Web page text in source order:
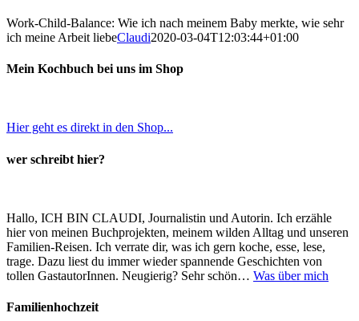
Work-Child-Balance: Wie ich nach meinem Baby merkte, wie sehr
ich meine Arbeit liebeClaudi2020-03-04T12:03:44+01:00
Mein Kochbuch bei uns im Shop
Hier geht es direkt in den Shop...
wer schreibt hier?
Hallo, ICH BIN CLAUDI, Journalistin und Autorin. Ich erzähle
hier von meinen Buchprojekten, meinem wilden Alltag und unseren
Familien-Reisen. Ich verrate dir, was ich gern koche, esse, lese,
trage. Dazu liest du immer wieder spannende Geschichten von
tollen GastautorInnen. Neugierig? Sehr schön… Was über mich
Familienhochzeit